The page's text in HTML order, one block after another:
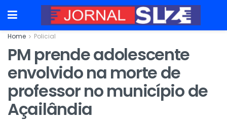
Home Policial
PM prende adolescente
envolvido na morte de
professor no município de
Açailândia